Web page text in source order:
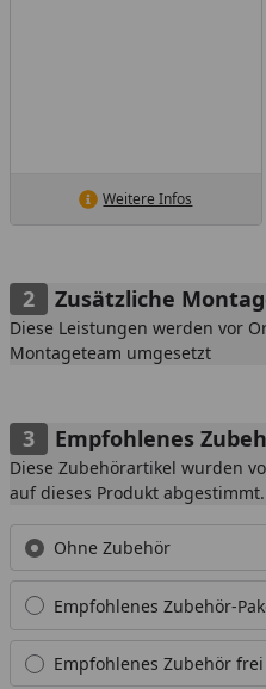
Weitere Infos
Zusätzliche
Diese Leistungen werden vor
Montageteam umgesetzt
Empfohlenes
Diese Zubehörartikel wurden
auf dieses Produkt abgestimmt.
Ohne Zubehör
Empfohlenes Zubehör-
Empfohlenes Zubehör